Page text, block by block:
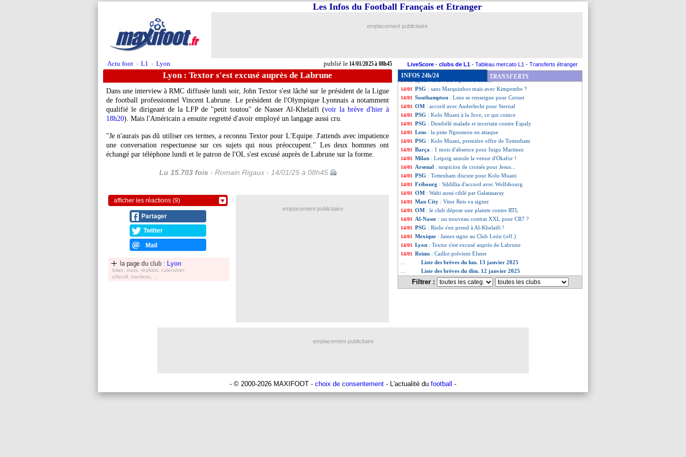
Actu foot > L1 > Lyon publié le14/01/2025 à 08h45
Les Infos du Football Français et Etranger
emplacement publicitaire
LiveScore - clubs de L1 - Tableau mercato L1 - Transferts étranger
Lyon : Textor s'est excusé auprès de Labrune
Dans une interview à RMC diffusée lundi soir, John Textor s'est lâché sur le président de la Ligue
de football professionnel Vincent Labrune. Le président de l'Olympique Lyonnais a notamment
qualifié le dirigeant de la LFP de "petit toutou" de Nasser Al-Khelaïfi (voir la brève d'hier à
18h20). Mais l'Américain a ensuite regretté d'avoir employé un langage aussi cru.
"Je n'aurais pas dû utiliser ces termes, a reconnu Textor pour L'Equipe. J'attends avec impatience
une conversation respectueuse sur ces sujets qui nous préoccupent." Les deux hommes ont
échangé par téléphone lundi et le patron de l'OL s'est excusé auprès de Labrune sur la forme.
Lu 15.703 fois - Romain Rigaux - 14/01/25 à 08h45
afficher les réactions (9)
Partager
Twitter
Mail
la page du club : Lyon
bilan, stats, réultats, calendrier,
effectif, tranferts, ...
INFOS 24h/24 TRANSFERTS
14/01 Real: Alexander-Arnold cet hiver, une utopie ?
14/01 Arsenal : Dortmund fonce sur Zinchenko
14/01 OM: Mughe va partir en Grèce
14/01 Bayern : Nkunku veut venir, mais pas en prêt
14/01 Paris FC: Ikoné dans le viseur
: la DNCG répond à Textor
14/01 PSG : sans Marquinhos mais avec Kimpembe ?
14/01 Southampton : Lens se renseigne pour Cornet
14/01 OM : accord avec Anderlecht pour Sternal
14/01 PSG : Kolo Muani à la Juve, ce qui coince
14/01 PSG : Dembélé malade et incertain contre Espaly
14/01 Lens : la piste Ngoumou en attaque
14/01 PSG : Kolo Muani, première offre de Tottenham
14/01 Barça : 1 mois d'absence pour Inigo Martinez
14/01 Milan : Leipzig annule la venue d'Okafor !
14/01 Arsenal : suspicion de croisés pour Jesus...
14/01 PSG : Tottenham discute pour Kolo Muani
14/01 Fribourg : Sildillia d'accord avec Wolfsbourg
14/01 OM : Wahi aussi ciblé par Galatasaray
14/01 Man City : Vitor Reis va signer
14/01 OM : le club dépose une plainte contre RTL
14/01 Al-Nassr : un nouveau contrat XXL pour CR7 ?
14/01 PSG : Riolo s'en prend à Al-Khelaïfi !
14/01 Mexique : James signe au Club León (off.)
14/01 Lyon : Textor s'est excusé auprès de Labrune
14/01 Reims : Caillot prévient Elsner
Liste des brèves du lun. 13 janvier 2025
Liste des brèves du dim. 12 janvier 2025
Filtrer :
emplacement publicitaire
emplacement publicitaire
- © 2000-2026 MAXIFOOT - choix de consentement - L'actualité du football -